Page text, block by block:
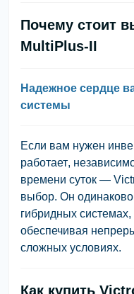
Почему стоит
MultiPlus-II
Надежное сердце
системы
Если вам нужен
работает,
времени суток —
выбор. Он
гибридных
обеспечивая
сложных условиях.
Как купить